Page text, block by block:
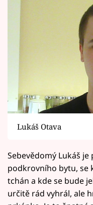
Lukáš Otava
Sebevědomý Lukáš
podkrovního bytu, se
tchán a kde se bude
určitě rád vyhrál, ale